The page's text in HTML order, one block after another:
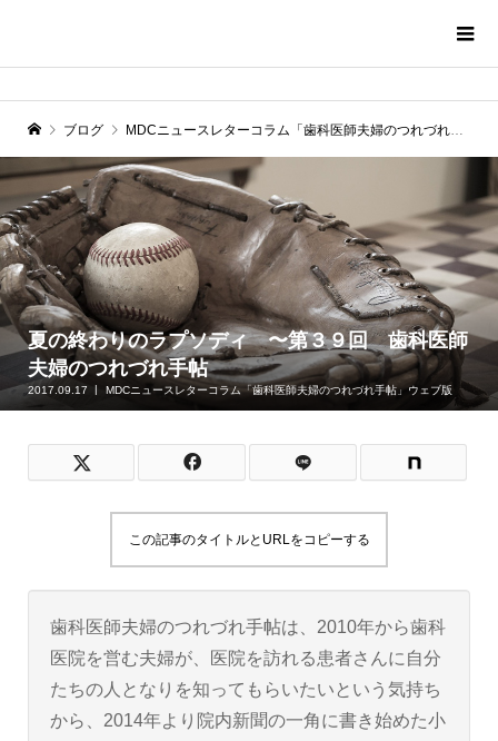
ブログ MDCニュースレターコラム「歯科医師夫婦のつれづれ手帖」ウェブ版
夏の終わりのラプソディ 〜第３９回 歯科医師
夫婦のつれづれ手帖
2017.09.17 MDCニュースレターコラム「歯科医師夫婦のつれづれ手帖」ウェブ版
この記事のタイトルとURLをコピーする
歯科医師夫婦のつれづれ手帖は、2010年から歯科
医院を営む夫婦が、医院を訪れる患者さんに自分
たちの人となりを知ってもらいたいという気持ち
から、2014年より院内新聞の一角に書き始めた小